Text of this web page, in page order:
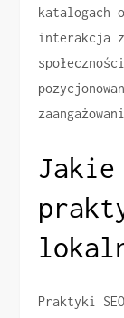
katalogach
interakcja z
Praktyki